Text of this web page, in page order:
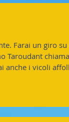
Farai un giro
Taroudant
anche i vicoli